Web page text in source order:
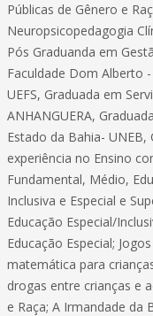
Públicas de Gênero e
Neuropsicopedagogia
Pós Graduanda em
Faculdade Dom Alberto
UEFS, Graduada em
ANHANGUERA,
Estado da Bahia- UNEB,
experiência no Ensino
Fundamental, Médio,
Inclusiva e Especial e
Educação Especial/
Educação Especial;
matemática para
drogas entre crianças e
e Raça; A Irmandade da